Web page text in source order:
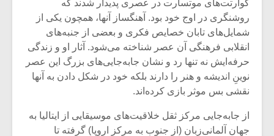
کوارتت‌های موتسارت در عصری پدیدار شدند که
روشنگری در اوج خود بود. آهنگساز آنها، همچون یکی از
شمایل‌های تابان خصایص فکری و بعضی از جنبه‌های
انقلابی فرهنگی آن عصر شناخته می‌شود. آثار او و زندگی
حرفه‌ایش نه تنها رد و نشان جابه‌جایی‌های بزرگ این عصر
نوینِ اندیشه و هنر را دارند بلکه خود در شکل دادن به آنها
نقشی بس موثر بازی کرده‌اند.
از جابه‌جایی مرکز ثقل خلاقیت‌های موسیقایی از ایتالیا به
جهان آلمانی‌زبان (از جنوب به مرکز اروپا) گرفته تا